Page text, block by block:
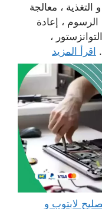
، معالجة
، إعادة
،
اقرأ المزيد
كمبيوتر الزور 65511033 تصليح لابتوب و